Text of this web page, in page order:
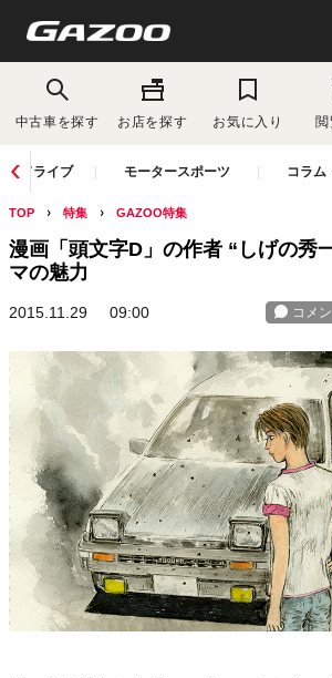
中古車を探す お店を探す お気に入り
ドライブ モータースポーツ コラム
TOP 特集 GAZOO特集
漫画「頭文字D」の作者 “しげの秀
マの魅力
2015.11.29 09:00